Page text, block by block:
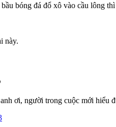
bóng đá đổ xô vào cầu lông
này.
ơi, người trong cuộc mới hiểu